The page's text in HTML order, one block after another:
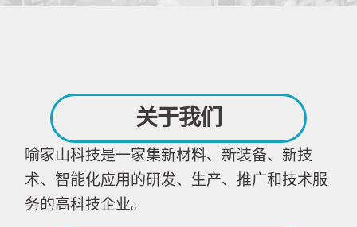
关于我们
喻家山科技是一家集新材料、新装备、新技
术、智能化应用的研发、生产、推广和技术服
务的高科技企业。